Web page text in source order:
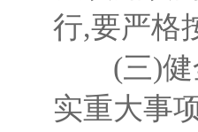
行,要严格
(三)健全
实重大事